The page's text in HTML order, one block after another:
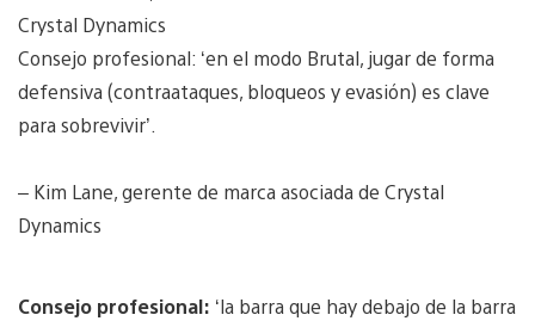
Crystal Dynamics
Consejo profesional: ‘en el modo Brutal, jugar de forma
defensiva (contraataques, bloqueos y evasión) es clave
para sobrevivir’.
– Kim Lane, gerente de marca asociada de Crystal
Dynamics
Consejo profesional: ‘la barra que hay debajo de la barra